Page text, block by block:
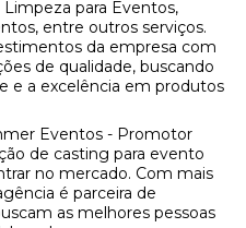
para Eventos,
entre outros serviços.
da empresa com
de qualidade, buscando
e a excelência em produtos
Eventos - Promotor
de casting para evento
no mercado. Com mais
é parceira de
as melhores pessoas